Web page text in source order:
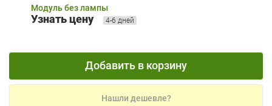
Модуль без лампы
Узнать цену 4-6 дней
Добавить в корзину
Нашли дешевле?